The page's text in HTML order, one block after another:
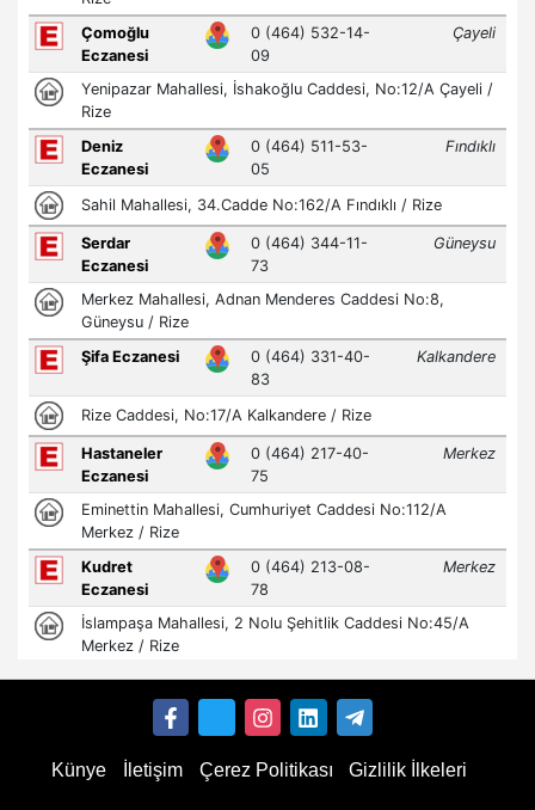
Künye İletişim Çerez Politikası Gizlilik İlkeleri